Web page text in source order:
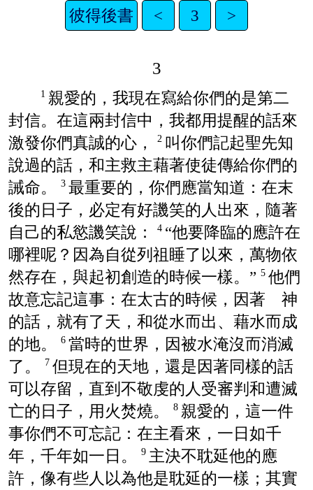
彼得後書 < 3 >
3
1 親愛的，我現在寫給你們的是第二
封信。在這兩封信中，我都用提醒的話來
激發你們真誠的心，
2 叫你們記起聖先知
說過的話，和主救主藉著使徒傳給你們的
誡命。
3 最重要的，你們應當知道：在末
後的日子，必定有好譏笑的人出來，隨著
自己的私慾譏笑說：
4 “他要降臨的應許在
哪裡呢？因為自從列祖睡了以來，萬物依
然存在，與起初創造的時候一樣。” 5 他們
故意忘記這事：在太古的時候，因著 神
的話，就有了天，和從水而出、藉水而成
的地。
6 當時的世界，因被水淹沒而消滅
了。
7 但現在的天地，還是因著同樣的話
可以存留，直到不敬虔的人受審判和遭滅
亡的日子，用火焚燒。
8 親愛的，這一件
事你們不可忘記：在主看來，一日如千
年，千年如一日。
9 主決不耽延他的應
許，像有些人以為他是耽延的一樣；其實